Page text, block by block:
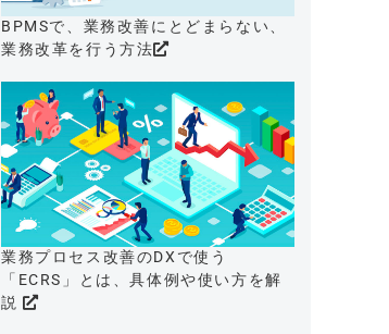
BPMSで、業務改善にとどまらない、
業務改革を行う方法
業務プロセス改善のDXで使う
「ECRS」とは、具体例や使い方を解
説